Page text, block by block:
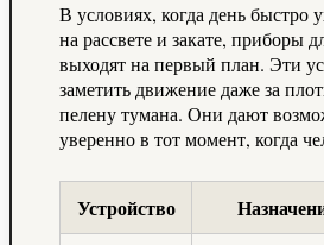
В условиях, когда день быстро
на рассвете и закате, приборы
выходят на первый план. Эти
заметить движение даже за
пелену тумана. Они дают
уверенно в тот момент, когда
Устройство